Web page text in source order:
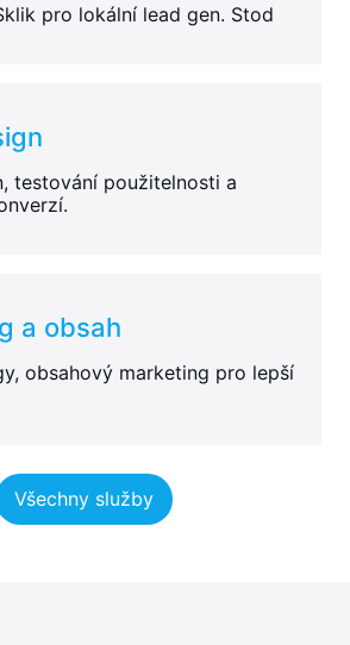
pro lokální lead gen. Stod
testování použitelnosti a
a obsah
obsahový marketing pro lepší
Všechny služby